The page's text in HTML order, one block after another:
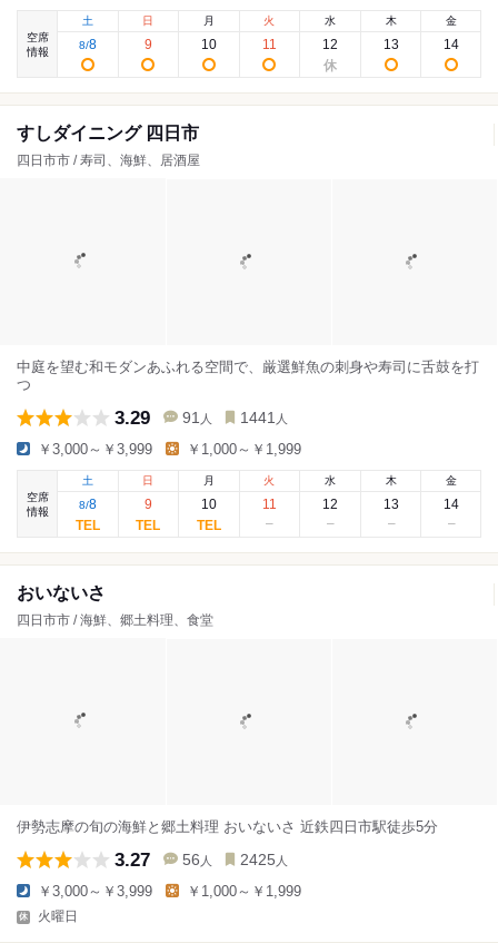
空席
情報
土
8/8
日
9
月
10
火
11
水
12
木
13
金
14
すしダイニング 四日市
四日市市 / 寿司、海鮮、居酒屋
中庭を望む和モダンあふれる空間で、厳選鮮魚の刺身や寿司に舌鼓を打
つ
3.29 91 人 1441 人
￥3,000～￥3,999 ￥1,000～￥1,999
空席
情報
土
8/8
日
9
月
10
火
11
水
12
木
13
金
14
おいないさ
四日市市 / 海鮮、郷土料理、食堂
伊勢志摩の旬の海鮮と郷土料理 おいないさ 近鉄四日市駅徒歩5分
3.27 56 人 2425 人
￥3,000～￥3,999 ￥1,000～￥1,999
火曜日